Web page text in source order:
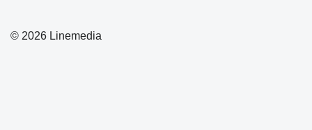
© 2026 Linemedia